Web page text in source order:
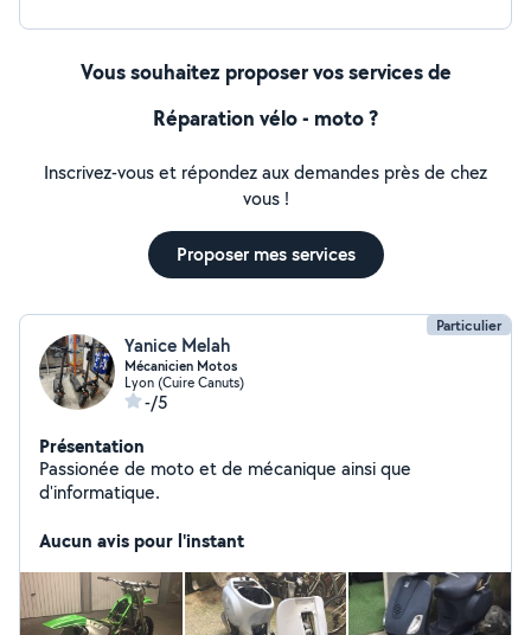
Vous souhaitez proposer vos services de
Réparation vélo - moto ?
Inscrivez-vous et répondez aux demandes près de chez
vous !
Proposer mes services
Particulier
Yanice Melah
Mécanicien Motos
Lyon (Cuire Canuts)
-/5
Présentation
Passionée de moto et de mécanique ainsi que
d'informatique.
Aucun avis pour l'instant